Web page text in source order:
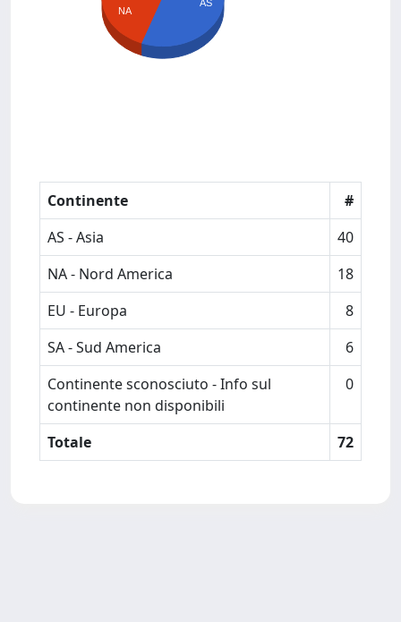
NA
AS
Continente
#
AS - Asia
40
NA - Nord America
18
EU - Europa
8
SA - Sud America
6
Continente sconosciuto - Info sul
continente non disponibili
0
Totale 72